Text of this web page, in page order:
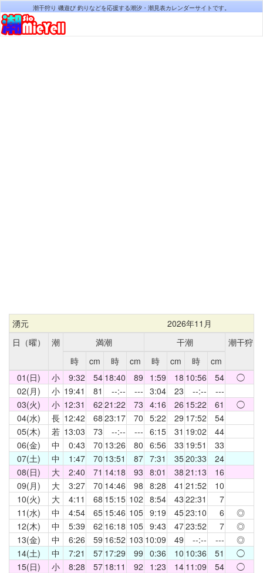
潮干狩り 磯遊び 釣りなどを応援する潮汐・潮見表カレンダーサイトです。
湧元
2026年11月
日（曜）
潮 満潮 干潮 潮干狩
時
cm 時 cm 時 cm 時
cm
01(日)
小 9:32 54 18:40 89 1:59 18 10:56 54 ◯
02(月)
小 19:41 81 --:-- --- 3:04 23 --:-- ---
03(火)
小 12:31 62 21:22 73 4:16 26 15:22 61 ◯
04(水)
長 12:42 68 23:17 70 5:22 29 17:52 54
05(木)
若 13:03 73 --:-- --- 6:15 31 19:02 44
06(金)
中 0:43 70 13:26 80 6:56 33 19:51 33
07(土)
中 1:47 70 13:51 87 7:31 3520:33 24
08(日)
大 2:40 71 14:18 93 8:01 38 21:13 16
09(月)
大 3:27 70 14:46 98 8:28 41 21:52 10
10(火)
大 4:11 68 15:15 102 8:54 43 22:31 7
11(水)
中 4:54 65 15:46 105 9:19 4523:10 6 ◎
12(木)
中 5:39 62 16:18 105 9:43 4723:52 7 ◎
13(金)
中 6:26 59 16:52 103 10:09 49 --:-- --- ◎
14(土)
中 7:21 57 17:29 99 0:36 10 10:36 51 ◯
15(日)
小 8:28 57 18:11 92 1:23 14 11:09 54 ◯